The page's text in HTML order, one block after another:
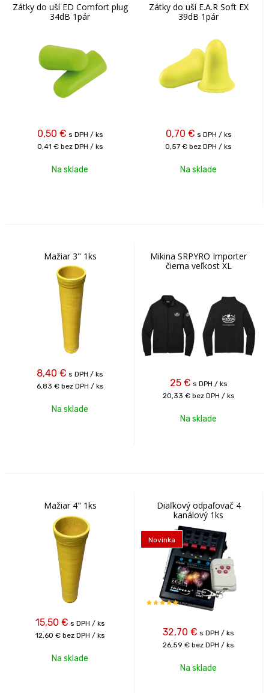
Zátky do uší ED Comfort plug
34dB 1pár
0,50 € s DPH / ks
0,41 € bez DPH / ks
Na sklade
Zátky do uší E.A.R Soft EX
39dB 1pár
0,70 € s DPH / ks
0,57 € bez DPH / ks
Na sklade
Mažiar 3" 1ks
8,40 € s DPH / ks
6,83 € bez DPH / ks
Na sklade
Mikina SRPYRO Importer
čierna veľkost XL
25 € s DPH / ks
20,33 € bez DPH / ks
Na sklade
Mažiar 4" 1ks
15,50 € s DPH / ks
12,60 € bez DPH / ks
Na sklade
Diaľkový odpaľovač 4
kanálový 1ks
Novinka
100%
32,70 € s DPH / ks
26,59 € bez DPH / ks
Na sklade